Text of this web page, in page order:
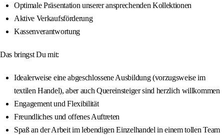
Optimale Präsentation unserer ansprechenden Kollektionen
Aktive Verkaufsförderung
Kassenverantwortung
Das bringst Du mit:
Idealerweise eine abgeschlossene Ausbildung (vorzugsweise im
textilen Handel), aber auch Quereinsteiger sind herzlich willkommen
Engagement und Flexibilität
Freundliches und offenes Auftreten
Spaß an der Arbeit im lebendigen Einzelhandel in einem tollen Team